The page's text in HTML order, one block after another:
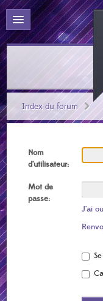
Index du forum
Nom
d’utilisateur:
Mot de
passe:
J’ai